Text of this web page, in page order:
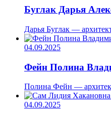
Буглак Дарья
Дарья Буглак —
04.09.2025
Фейн Полина
Полина Фейн —
04.09.2025